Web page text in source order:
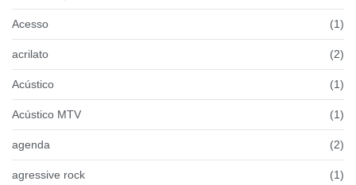
Acesso (1)
acrilato (2)
Acústico (1)
Acústico MTV (1)
agenda (2)
agressive rock (1)